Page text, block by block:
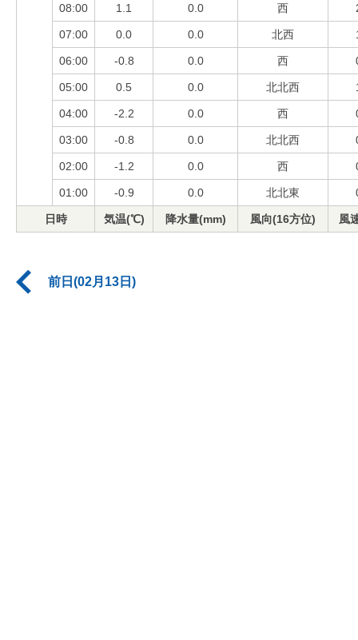
08:00 1.1 0.0 西
07:00 0.0 0.0 北西
06:00 -0.8 0.0 西
05:00 0.5 0.0 北北西
04:00 -2.2 0.0 西
03:00 -0.8 0.0 北北西
02:00 -1.2 0.0 西
01:00 -0.9 0.0 北北東
日時 気温(℃) 降水量(mm) 風向(16方位) 風
前日(02月13日)